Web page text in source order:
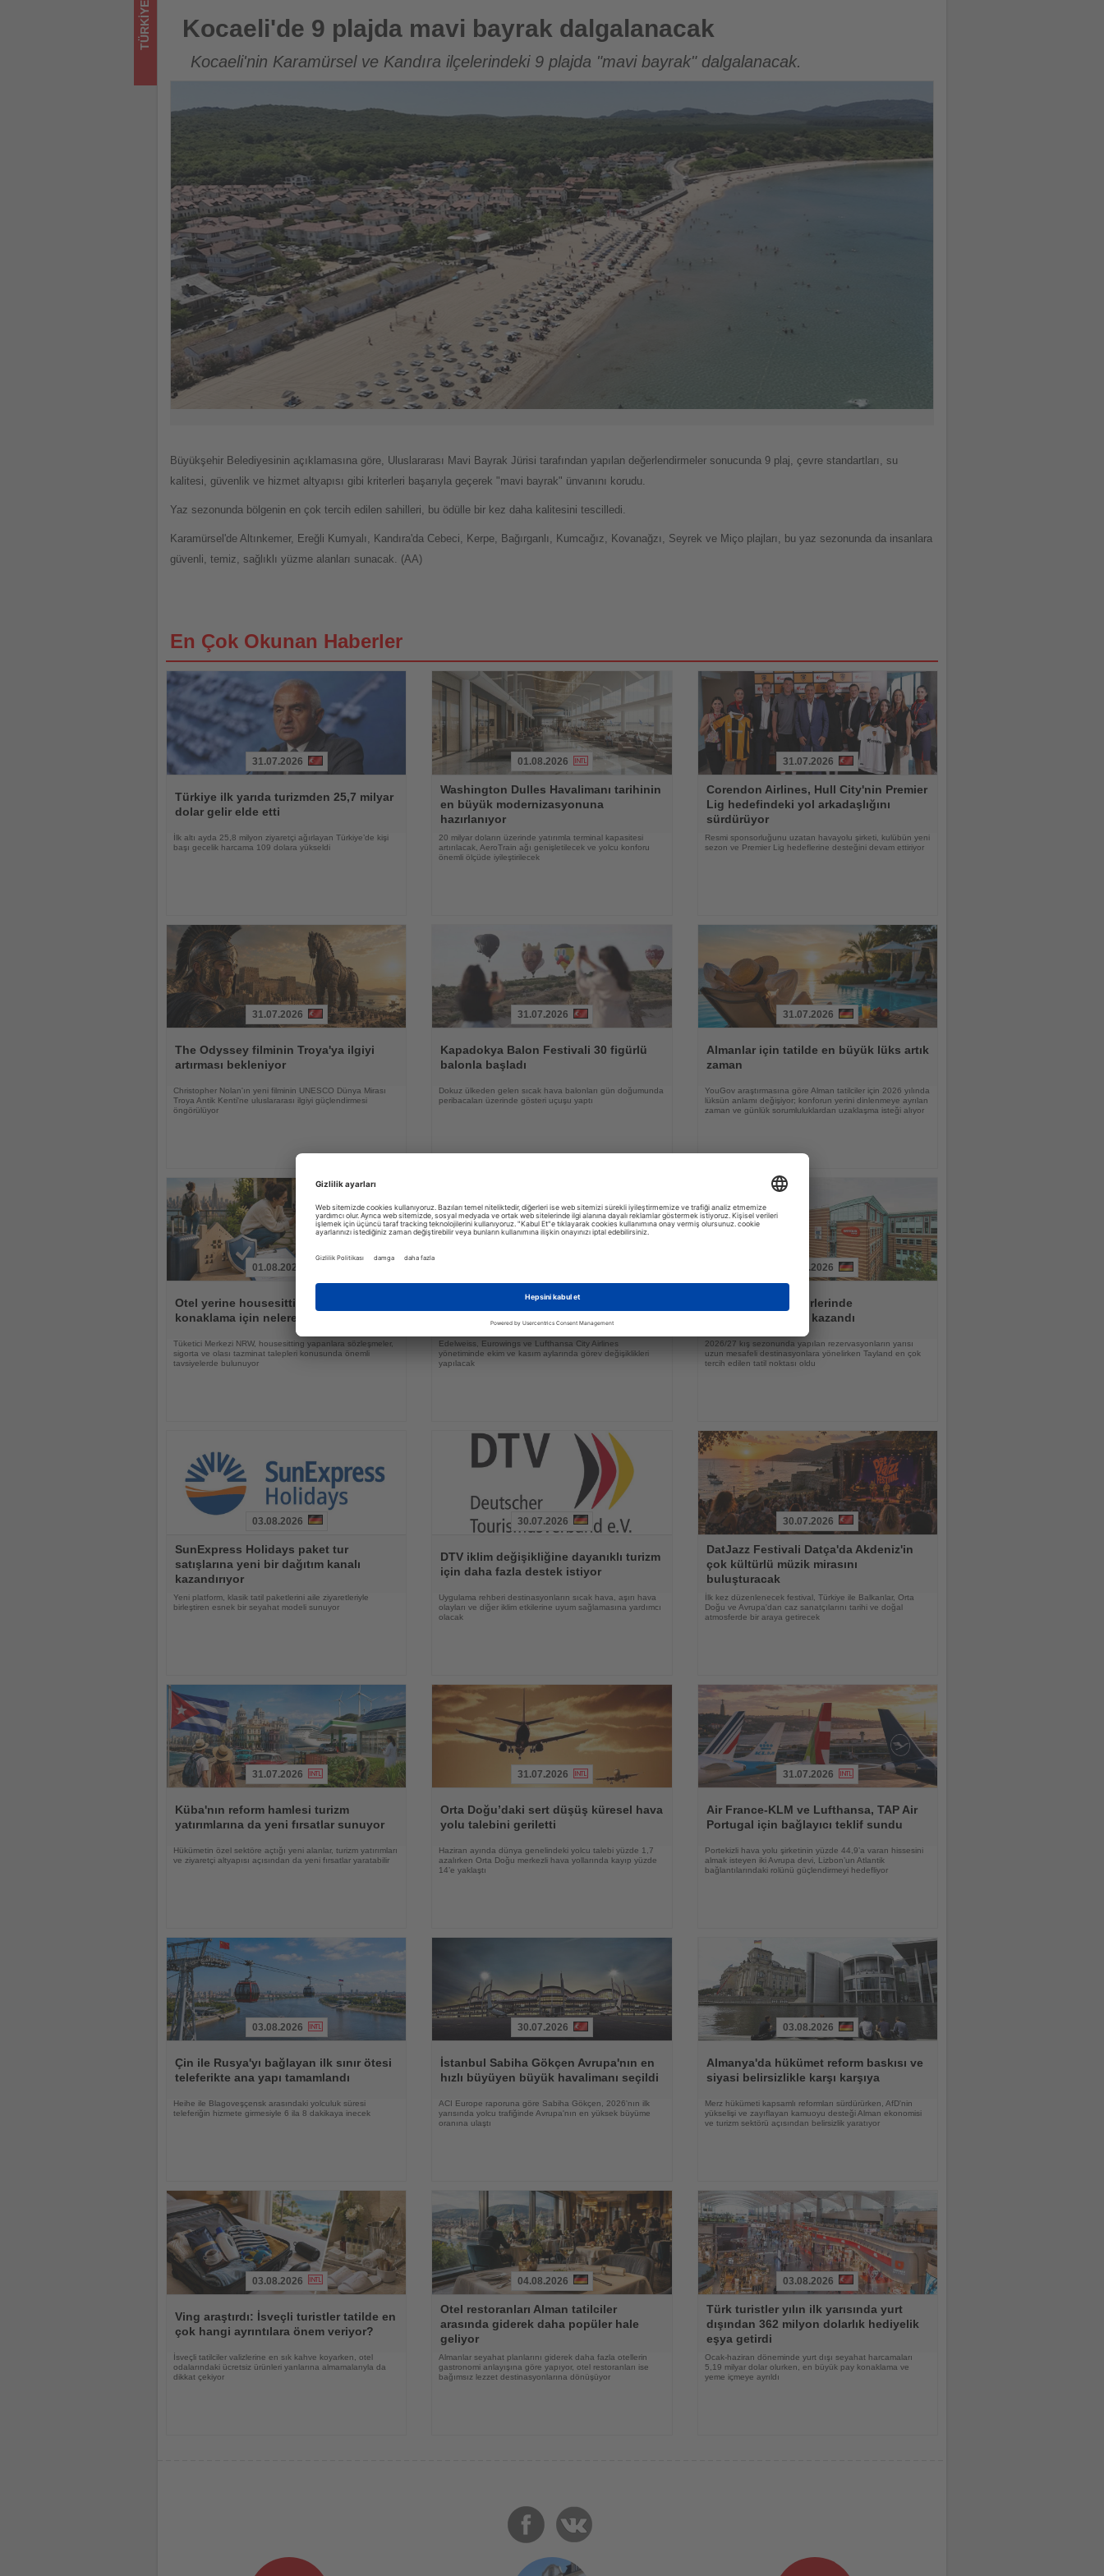
Kocaeli'de 9 plajda mavi bayrak dalgalanacak
TÜRKIYE Kocaeli'de 9 plajda mavi bayrak dalgalanacak
Kocaeli'nin Karamürsel ve Kandıra ilçelerindeki 9 plajda "mavi bayrak" dalgalanacak.
Büyükşehir Belediyesinin açıklamasına göre, Uluslararası Mavi Bayrak Jürisi tarafından yapılan değerlendirmeler sonucunda 9 plaj, çevre standartları, su
kalitesi, güvenlik ve hizmet altyapısı gibi kriterleri başarıyla geçerek "mavi bayrak" ünvanını korudu.
Yaz sezonunda bölgenin en çok tercih edilen sahilleri, bu ödülle bir kez daha kalitesini tescilledi.
Karamürsel'de Altınkemer, Ereğli Kumyalı, Kandıra'da Cebeci, Kerpe, Bağırganlı, Kumcağız, Kovanağzı, Seyrek ve Miço plajları, bu yaz sezonunda da insanlara
güvenli, temiz, sağlıklı yüzme alanları sunacak. (AA)
En Çok Okunan Haberler
Oku
31.07.2026
Türkiye ilk yarıda turizmden 25,7 milyar
dolar gelir elde etti
İlk altı ayda 25,8 milyon ziyaretçi ağırlayan Türkiye’de kişi
başı gecelik harcama 109 dolara yükseldi
Oku
01.08.2026
Washington Dulles Havalimanı tarihinin
en büyük modernizasyonuna
hazırlanıyor
20 milyar doların üzerinde yatırımla terminal kapasitesi
artırılacak, AeroTrain ağı genişletilecek ve yolcu konforu
önemli ölçüde iyileştirilecek
Oku
31.07.2026
Corendon Airlines, Hull City'nin Premier
Lig hedefindeki yol arkadaşlığını
sürdürüyor
Resmi sponsorluğunu uzatan havayolu şirketi, kulübün yeni
sezon ve Premier Lig hedeflerine desteğini devam ettiriyor
Oku
31.07.2026
The Odyssey filminin Troya'ya ilgiyi
artırması bekleniyor
Christopher Nolan'ın yeni filminin UNESCO Dünya Mirası
Troya Antik Kenti'ne uluslararası ilgiyi güçlendirmesi
öngörülüyor
Oku
31.07.2026
Kapadokya Balon Festivali 30 figürlü
balonla başladı
Dokuz ülkeden gelen sıcak hava balonları gün doğumunda
peribacaları üzerinde gösteri uçuşu yaptı
Oku
31.07.2026
Almanlar için tatilde en büyük lüks artık
zaman
YouGov araştırmasına göre Alman tatilciler için 2026 yılında
lüksün anlamı değişiyor; konforun yerini dinlenmeye ayrılan
zaman ve günlük sorumluluklardan uzaklaşma isteği alıyor
Oku
01.08.2026
Otel yerine housesitting: Güvenli bir
konaklama için nelere dikkat edilmeli?
Tüketici Merkezi NRW, housesitting yapanlara sözleşmeler,
sigorta ve olası tazminat talepleri konusunda önemli
tavsiyelerde bulunuyor
Haberi
Lufthansa Group üst yönetiminde üç
önemli atama
Edelweiss, Eurowings ve Lufthansa City Airlines
yönetiminde ekim ve kasım aylarında görev değişiklikleri
yapılacak
Haberi
01.08.2026
DERTOUR operatörlerinde
rezervasyonlar hız kazandı
2026/27 kış sezonunda yapılan rezervasyonların yarısı
uzun mesafeli destinasyonlara yönelirken Tayland en çok
tercih edilen tatil noktası oldu
Oku
03.08.2026
SunExpress Holidays paket tur
satışlarına yeni bir dağıtım kanalı
kazandırıyor
Yeni platform, klasik tatil paketlerini aile ziyaretleriyle
birleştiren esnek bir seyahat modeli sunuyor
Oku
30.07.2026
DTV iklim değişikliğine dayanıklı turizm
için daha fazla destek istiyor
Uygulama rehberi destinasyonların sıcak hava, aşırı hava
olayları ve diğer iklim etkilerine uyum sağlamasına yardımcı
olacak
Oku
30.07.2026
DatJazz Festivali Datça'da Akdeniz'in
çok kültürlü müzik mirasını
buluşturacak
İlk kez düzenlenecek festival, Türkiye ile Balkanlar, Orta
Doğu ve Avrupa'dan caz sanatçılarını tarihi ve doğal
atmosferde bir araya getirecek
Oku
31.07.2026
Küba'nın reform hamlesi turizm
yatırımlarına da yeni fırsatlar sunuyor
Hükümetin özel sektöre açtığı yeni alanlar, turizm yatırımları
ve ziyaretçi altyapısı açısından da yeni fırsatlar yaratabilir
Oku
31.07.2026
Orta Doğu’daki sert düşüş küresel hava
yolu talebini geriletti
Haziran ayında dünya genelindeki yolcu talebi yüzde 1,7
azalırken Orta Doğu merkezli hava yollarında kayıp yüzde
14’e yaklaştı
Oku
31.07.2026
Air France-KLM ve Lufthansa, TAP Air
Portugal için bağlayıcı teklif sundu
Portekizli hava yolu şirketinin yüzde 44,9’a varan hissesini
almak isteyen iki Avrupa devi, Lizbon’un Atlantik
bağlantılarındaki rolünü güçlendirmeyi hedefliyor
Oku
03.08.2026
Çin ile Rusya'yı bağlayan ilk sınır ötesi
teleferikte ana yapı tamamlandı
Heihe ile Blagoveşçensk arasındaki yolculuk süresi
teleferiğin hizmete girmesiyle 6 ila 8 dakikaya inecek
Oku
30.07.2026
İstanbul Sabiha Gökçen Avrupa'nın en
hızlı büyüyen büyük havalimanı seçildi
ACI Europe raporuna göre Sabiha Gökçen, 2026'nın ilk
yarısında yolcu trafiğinde Avrupa'nın en yüksek büyüme
oranına ulaştı
Oku
03.08.2026
Almanya'da hükümet reform baskısı ve
siyasi belirsizlikle karşı karşıya
Merz hükümeti kapsamlı reformları sürdürürken, AfD'nin
yükselişi ve zayıflayan kamuoyu desteği Alman ekonomisi
ve turizm sektörü açısından belirsizlik yaratıyor
Oku
03.08.2026
Ving araştırdı: İsveçli turistler tatilde en
çok hangi ayrıntılara önem veriyor?
İsveçli tatilciler valizlerine en sık kahve koyarken, otel
odalarındaki ücretsiz ürünleri yanlarına almamalarıyla da
dikkat çekiyor
Oku
04.08.2026
Otel restoranları Alman tatilciler
arasında giderek daha popüler hale
geliyor
Almanlar seyahat planlarını giderek daha fazla otellerin
gastronomi anlayışına göre yapıyor, otel restoranları ise
bağımsız lezzet destinasyonlarına dönüşüyor
Oku
03.08.2026
Türk turistler yılın ilk yarısında yurt
dışından 362 milyon dolarlık hediyelik
eşya getirdi
Ocak-haziran döneminde yurt dışı seyahat harcamaları
5,19 milyar dolar olurken, en büyük pay konaklama ve
yeme içmeye ayrıldı